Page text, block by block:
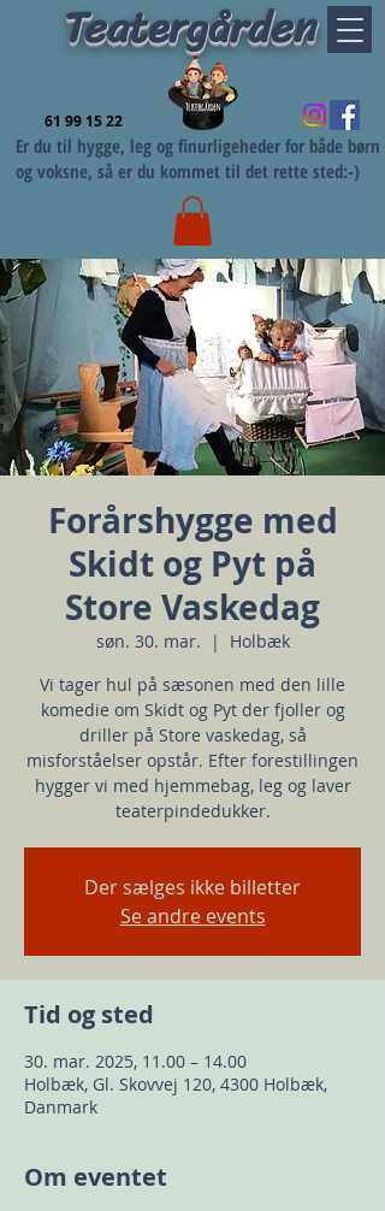
Teatergården
61 99 15 22
Er du til hygge, leg og finurligeheder for både børn
og voksne, så er du kommet til det rette sted:-)
Forårshygge med
Skidt og Pyt på
Store Vaskedag
søn. 30. mar.
  |
Holbæk
Vi tager hul på sæsonen med den lille
komedie om Skidt og Pyt der fjoller og
driller på Store vaskedag, så
misforståelser opstår. Efter forestillingen
hygger vi med hjemmebag, leg og laver
teaterpindedukker.
Der sælges ikke billetter
Se andre events
Tid og sted
30. mar. 2025, 11.00 – 14.00
Holbæk, Gl. Skovvej 120, 4300 Holbæk,
Danmark
Om eventet